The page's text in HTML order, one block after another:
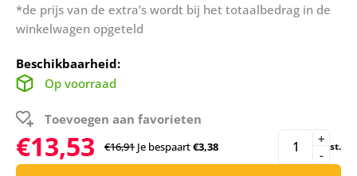
*de prijs van de extra’s wordt bij het totaalbedrag in de
winkelwagen opgeteld
Beschikbaarheid:
Op voorraad
Toevoegen aan favorieten
€13,53 €16,91 Je bespaart€3,38 -
+ st.